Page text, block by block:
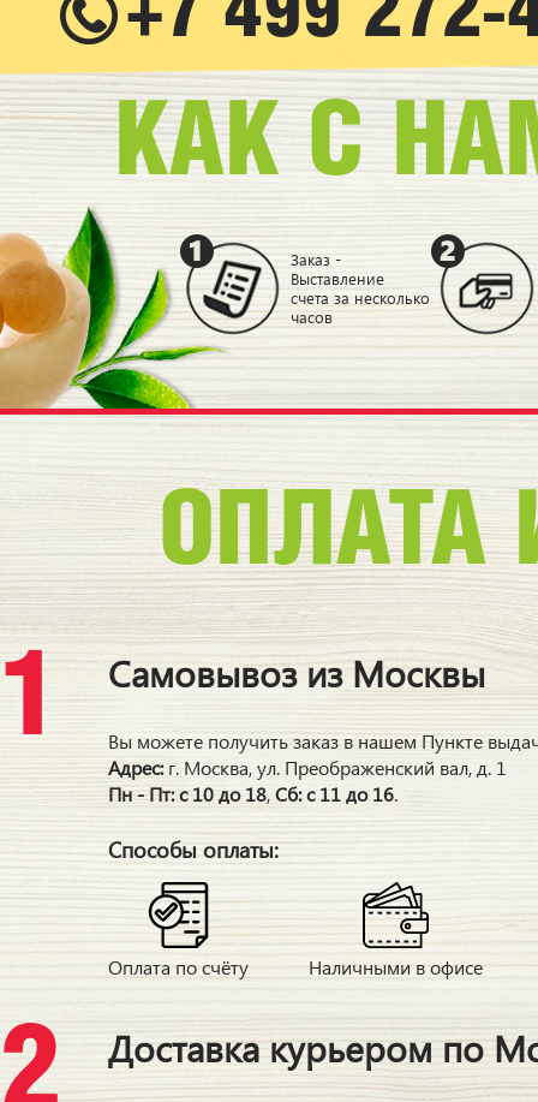
+7 499 272-
КАК С
Заказ -
Выставление
счета за несколько
часов
ОПЛАТА
Самовывоз из Москвы
Вы можете получить заказ в нашем Пункте
Адрес:г. Москва, ул. Преображенский вал, д. 1
Пн - Пт: с 10 до 18,Сб: с 11 до 16.
Способы оплаты:
Оплата по счёту Наличными в офисе
Доставка курьером по